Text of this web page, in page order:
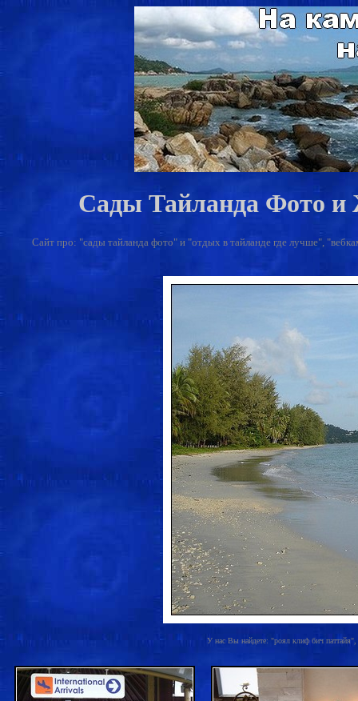
Сады Тайланда Фото и
Сайт про: "сады тайланда фото" и "отдых в тайланде где лучше",
У нас Вы найдете: "роял клиф бич паттайя",